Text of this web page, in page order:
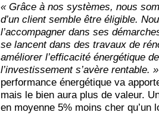
« Grâce à nos systèmes, nous
d’un client semble être éligible.
l’accompagner dans ses
se lancent dans des travaux de
améliorer l’efficacité énergétique
l’investissement s’avère rentable. »
performance énergétique va
mais le bien aura plus de valeur.
en moyenne 5% moins cher qu’un